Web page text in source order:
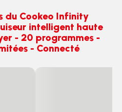
du Cookeo Infinity
intelligent haute
- 20 programmes -
- Connecté